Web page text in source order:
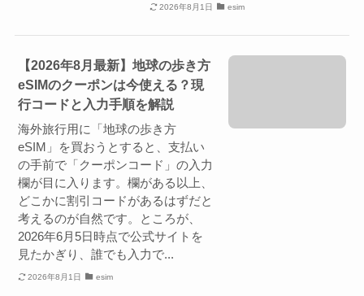
2026年8月1日 esim
【2026年8月最新】地球の歩き方
eSIMのクーポンは今使える？現
行コードと入力手順を解説
海外旅行用に「地球の歩き方
eSIM」を買おうとすると、支払い
の手前で「クーポンコード」の入力
欄が目に入ります。欄がある以上、
どこかに割引コードがあるはずだと
考えるのが自然です。ところが、
2026年6月5日時点で公式サイトを
見たかぎり、誰でも入力で...
2026年8月1日 esim